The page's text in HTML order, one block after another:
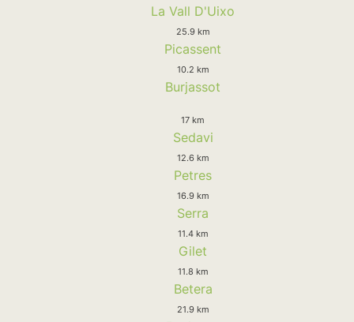
La Vall D'Uixo
25.9 km
Picassent
10.2 km
Burjassot
17 km
Sedavi
12.6 km
Petres
16.9 km
Serra
11.4 km
Gilet
11.8 km
Betera
21.9 km